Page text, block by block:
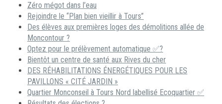
Zéro mégot dans l’eau
Rejoindre le “Plan bien vieillir à Tours”
Des élèves aux premières loges des démolitions allée de
Moncontour ?
Optez pour le prélèvement automatique ✅?
Bientôt un centre de santé aux Rives du cher
DES RÉHABILITATIONS ÉNERGÉTIQUES POUR LES
PAVILLONS « CITÉ JARDIN »
Quartier Monconseil à Tours Nord labellisé Ecoquartier ✅